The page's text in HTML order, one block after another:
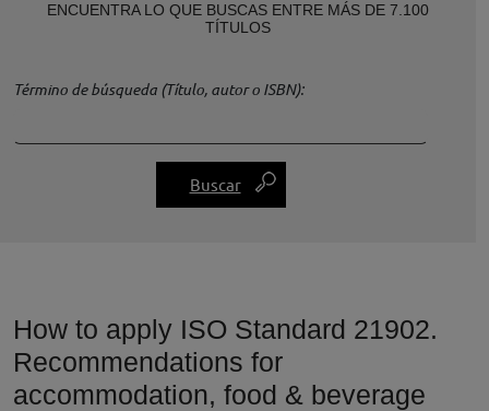
ENCUENTRA LO QUE BUSCAS ENTRE MÁS DE 7.100
TÍTULOS
Término de búsqueda (Título, autor o ISBN)
How to apply ISO Standard 21902.
Recommendations for
accommodation, food & beverage